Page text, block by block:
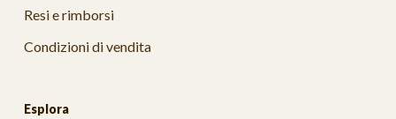
Resi e rimborsi
Condizioni di vendita
Esplora